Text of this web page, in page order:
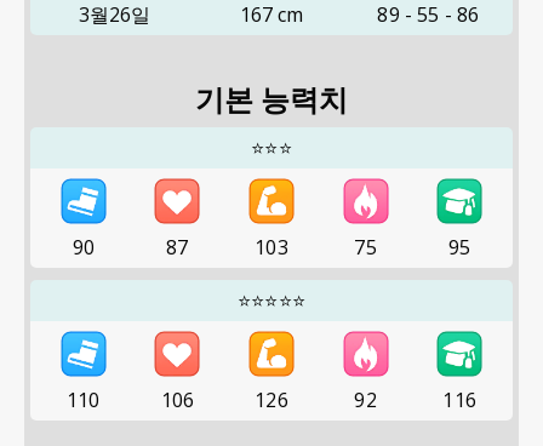
3월26일
167cm
89 -55 - 86
기본 능력치
⭐⭐⭐
90 87 103 75
95
⭐⭐⭐⭐⭐
110 106 126 92 116